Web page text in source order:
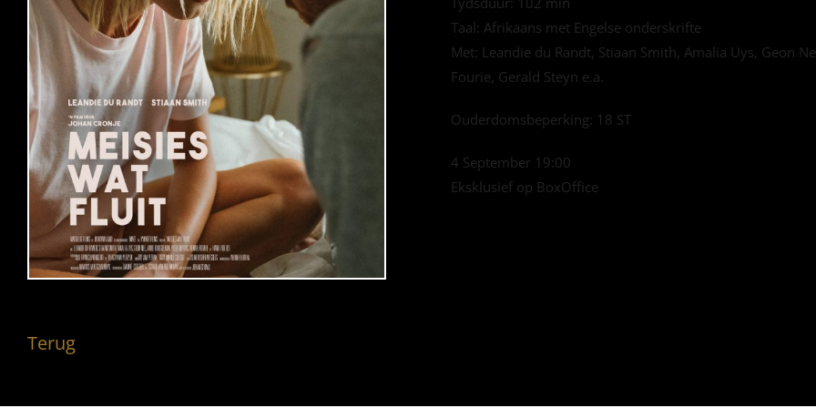
Taal: Afrikaans met Engelse onderskrifte
Met: Leandie du Randt, Stiaan Smith, Amalia Uys, Geon
Fourie, Gerald Steyn e.a.
Ouderdomsbeperking: 18 ST
4 September 19:00
Eksklusief op BoxOffice
Terug